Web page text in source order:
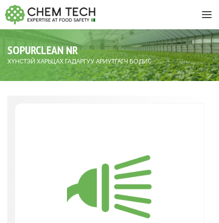
SOPURCLEAN NR
ХҮНСТЭЙ ХАРЬЦАХ ГАДАРГУУ АРИУТГАГЧ БОДИС